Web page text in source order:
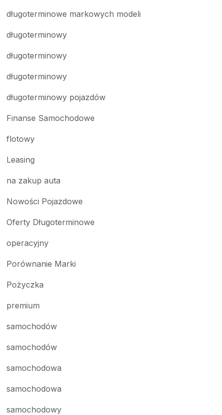
długoterminowe markowych modeli
długoterminowy
długoterminowy
długoterminowy
długoterminowy pojazdów
Finanse Samochodowe
flotowy
Leasing
na zakup auta
Nowości Pojazdowe
Oferty Długoterminowe
operacyjny
Porównanie Marki
Pożyczka
premium
samochodów
samochodów
samochodowa
samochodowa
samochodowy